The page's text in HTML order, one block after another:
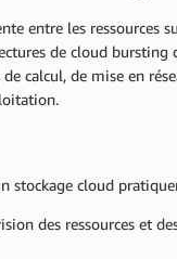
entre les ressources
de cloud bursting
calcul, de mise en
stockage cloud
des ressources et